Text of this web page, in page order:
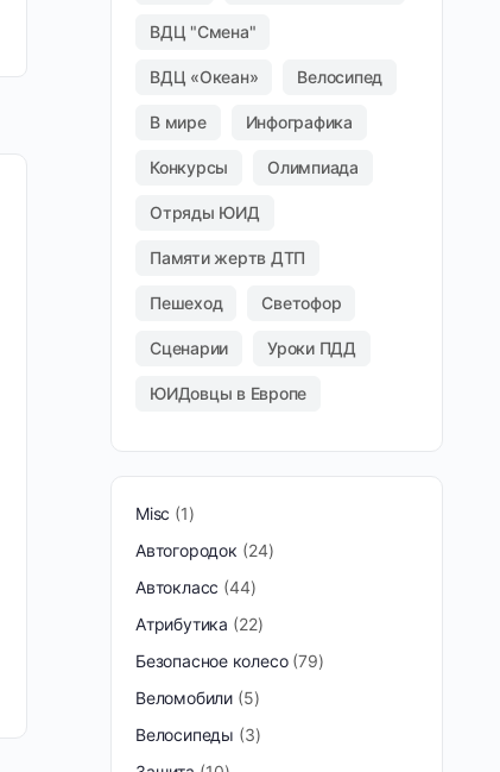
ВДЦ "Смена"
ВДЦ «Океан» Велосипед
В мире Инфографика
Конкурсы Олимпиада
Отряды ЮИД
Памяти жертв ДТП
Пешеход Светофор
Сценарии Уроки ПДД
ЮИДовцы в Европе
Misc
1
Автогородок
24
Автокласс 44
Атрибутика
22
Безопасное колесо 79
Веломобили 5
Велосипеды
3